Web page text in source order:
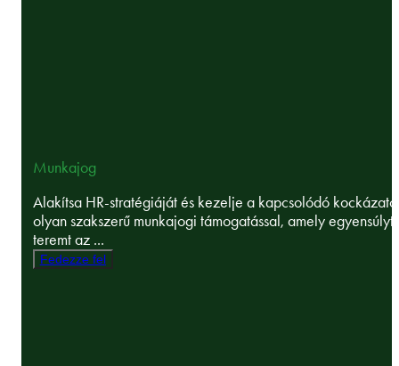
Munkajog
Alakítsa HR-stratégiáját és kezelje a kapcsolódó
olyan szakszerű munkajogi támogatással, amely egyensúlyt
teremt az ...
Fedezze fel